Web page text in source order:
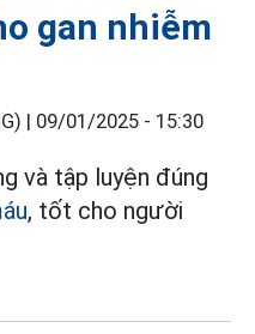
gan nhiễm
| 09/01/2025 - 15:30
và tập luyện đúng
, tốt cho người